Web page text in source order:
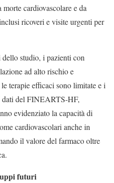
cardiovascolare e da
ricoveri e visite urgenti per
studio, i pazienti con
ad alto rischio e
terapie efficaci sono limitate e i
dati del FINEARTS-HF,
evidenziato la capacità di
cardiovascolari anche in
il valore del farmaco oltre
futuri